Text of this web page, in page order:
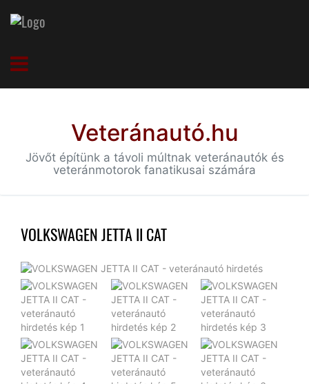
Veteránautó.hu
Jövőt építünk a távoli múltnak veteránautók és
veteránmotorok fanatikusai számára
VOLKSWAGEN JETTA II CAT